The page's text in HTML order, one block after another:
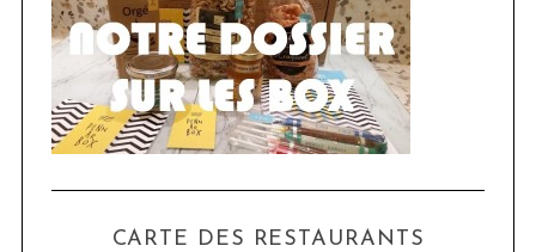
CARTE DES RESTAURANTS